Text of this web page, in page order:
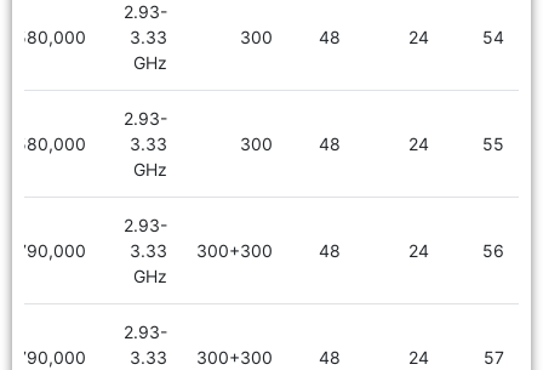
54
24
48
300
2.93-
3.33
GHz
2,580,000
55
24
48
300
2.93-
3.33
GHz
2,580,000
56
24
48
300+300
2.93-
3.33
GHz
2,790,000
57
24
48
300+300
2.93-
3.33
2,790,000